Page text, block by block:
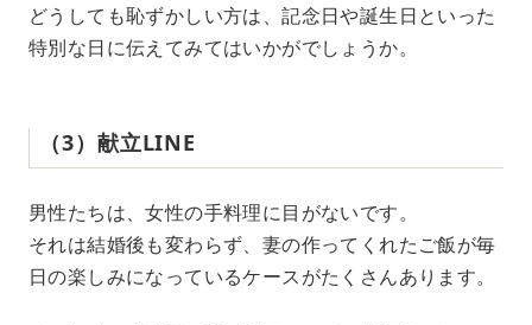
どうしても恥ずかしい方は、記念日や誕生日といった
特別な日に伝えてみてはいかがでしょうか。
（3）献立LINE
男性たちは、女性の手料理に目がないです。
それは結婚後も変わらず、妻の作ってくれたご飯が毎
日の楽しみになっているケースがたくさんあります。